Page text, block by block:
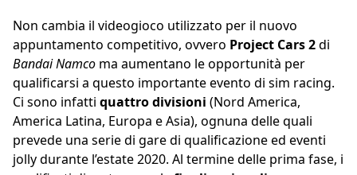
Non cambia il videogioco utilizzato per il nuovo
appuntamento competitivo, ovvero Project Cars 2di
Bandai Namco ma aumentano le opportunità per
qualificarsi a questo importante evento di sim racing.
Ci sono infatti quattro divisioni (Nord America,
America Latina, Europa e Asia), ognuna delle quali
prevede una serie di gare di qualificazione ed eventi
jolly durante l’estate 2020. Al termine delle prima fase, i